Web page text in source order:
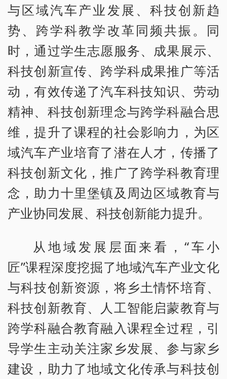
与区域汽车产业发展、科技创新趋
势、跨学科教学改革同频共振。同
时，通过学生志愿服务、成果展示、
科技创新宣传、跨学科成果推广等活
动，有效传递了汽车科技知识、劳动
精神、科技创新理念与跨学科融合思
维，提升了课程的社会影响力，为区
域汽车产业培育了潜在人才，传播了
科技创新文化，推广了跨学科教育理
念，助力十里堡镇及周边区域教育与
产业协同发展、科技创新能力提升。
从地域发展层面来看，“车小
匠”课程深度挖掘了地域汽车产业文化
与科技创新资源，将乡土情怀培育、
科技创新教育、人工智能启蒙教育与
跨学科融合教育融入课程全过程，引
导学生主动关注家乡发展、参与家乡
建设，助力了地域文化传承与科技创